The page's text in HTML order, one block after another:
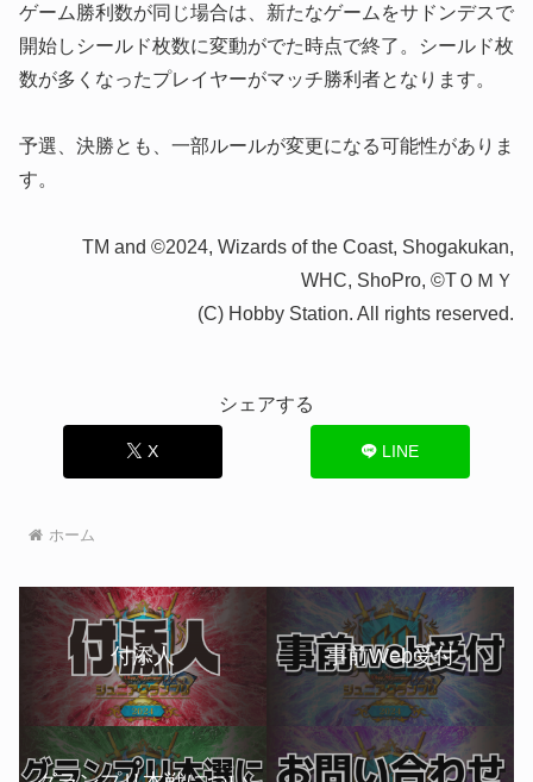
ゲーム勝利数が同じ場合は、新たなゲームをサドンデスで
開始しシールド枚数に変動がでた時点で終了。シールド枚
数が多くなったプレイヤーがマッチ勝利者となります。
予選、決勝とも、一部ルールが変更になる可能性がありま
す。
TM and ©2024, Wizards of the Coast, Shogakukan,
WHC, ShoPro, ©TＯＭＹ
(C) Hobby Station. All rights reserved.
シェアする
X LINE
ホーム
付添人 事前Web受付